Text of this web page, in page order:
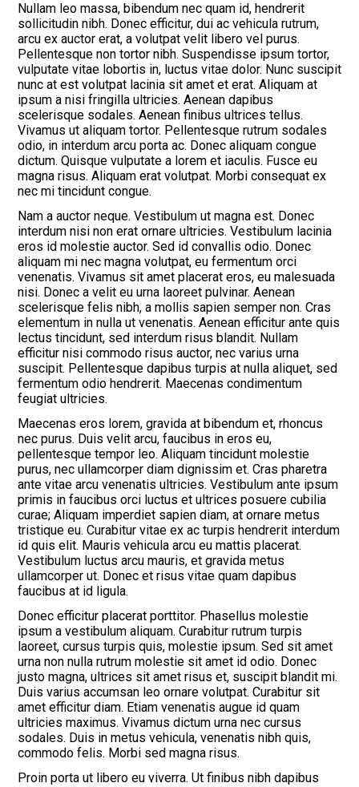
Nullam leo massa, bibendum nec quam id, hendrerit
sollicitudin nibh. Donec efficitur, dui ac vehicula rutrum,
arcu ex auctor erat, a volutpat velit libero vel purus.
Pellentesque non tortor nibh. Suspendisse ipsum tortor,
vulputate vitae lobortis in, luctus vitae dolor. Nunc suscipit
nunc at est volutpat lacinia sit amet et erat. Aliquam at
ipsum a nisi fringilla ultricies. Aenean dapibus
scelerisque sodales. Aenean finibus ultrices tellus.
Vivamus ut aliquam tortor. Pellentesque rutrum sodales
odio, in interdum arcu porta ac. Donec aliquam congue
dictum. Quisque vulputate a lorem et iaculis. Fusce eu
magna risus. Aliquam erat volutpat. Morbi consequat ex
nec mi tincidunt congue.
Nam a auctor neque. Vestibulum ut magna est. Donec
interdum nisi non erat ornare ultricies. Vestibulum lacinia
eros id molestie auctor. Sed id convallis odio. Donec
aliquam mi nec magna volutpat, eu fermentum orci
venenatis. Vivamus sit amet placerat eros, eu malesuada
nisi. Donec a velit eu urna laoreet pulvinar. Aenean
scelerisque felis nibh, a mollis sapien semper non. Cras
elementum in nulla ut venenatis. Aenean efficitur ante quis
lectus tincidunt, sed interdum risus blandit. Nullam
efficitur nisi commodo risus auctor, nec varius urna
suscipit. Pellentesque dapibus turpis at nulla aliquet, sed
fermentum odio hendrerit. Maecenas condimentum
feugiat ultricies.
Maecenas eros lorem, gravida at bibendum et, rhoncus
nec purus. Duis velit arcu, faucibus in eros eu,
pellentesque tempor leo. Aliquam tincidunt molestie
purus, nec ullamcorper diam dignissim et. Cras pharetra
ante vitae arcu venenatis ultricies. Vestibulum ante ipsum
primis in faucibus orci luctus et ultrices posuere cubilia
curae; Aliquam imperdiet sapien diam, at ornare metus
tristique eu. Curabitur vitae ex ac turpis hendrerit interdum
id quis elit. Mauris vehicula arcu eu mattis placerat.
Vestibulum luctus arcu mauris, et gravida metus
ullamcorper ut. Donec et risus vitae quam dapibus
faucibus at id ligula.
Donec efficitur placerat porttitor. Phasellus molestie
ipsum a vestibulum aliquam. Curabitur rutrum turpis
laoreet, cursus turpis quis, molestie ipsum. Sed sit amet
urna non nulla rutrum molestie sit amet id odio. Donec
justo magna, ultrices sit amet risus et, suscipit blandit mi.
Duis varius accumsan leo ornare volutpat. Curabitur sit
amet efficitur diam. Etiam venenatis augue id quam
ultricies maximus. Vivamus dictum urna nec cursus
sodales. Duis in metus vehicula, venenatis nibh quis,
commodo felis. Morbi sed magna risus.
Proin porta ut libero eu viverra. Ut finibus nibh dapibus